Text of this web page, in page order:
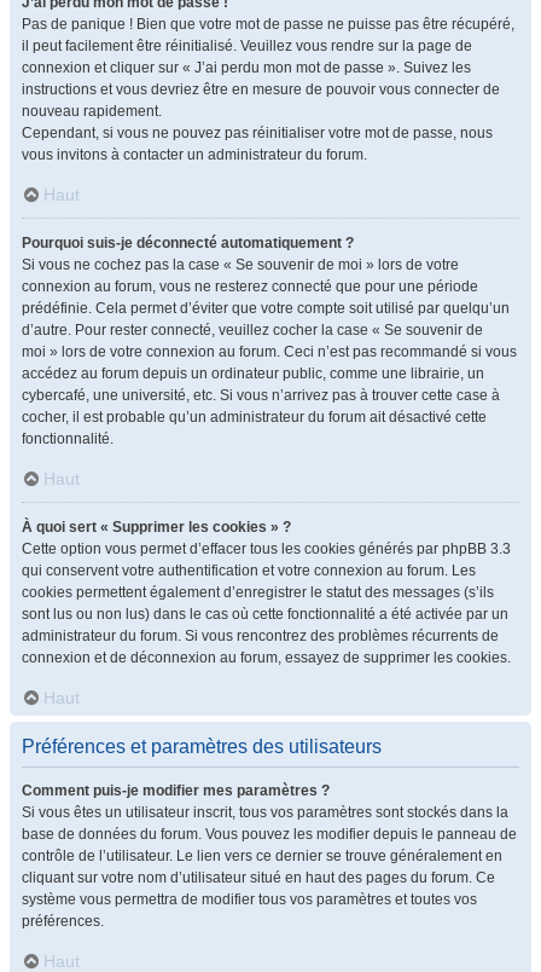
Pas de panique ! Bien que votre mot de passe ne puisse pas être récupéré,
il peut facilement être réinitialisé. Veuillez vous rendre sur la page de
connexion et cliquer sur « J’ai perdu mon mot de passe ». Suivez les
instructions et vous devriez être en mesure de pouvoir vous connecter de
nouveau rapidement.
Cependant, si vous ne pouvez pas réinitialiser votre mot de passe, nous
vous invitons à contacter un administrateur du forum.
Haut
Pourquoi suis-je déconnecté automatiquement ?
Si vous ne cochez pas la case « Se souvenir de moi » lors de votre
connexion au forum, vous ne resterez connecté que pour une période
prédéfinie. Cela permet d’éviter que votre compte soit utilisé par quelqu’un
d’autre. Pour rester connecté, veuillez cocher la case « Se souvenir de
moi » lors de votre connexion au forum. Ceci n’est pas recommandé si vous
accédez au forum depuis un ordinateur public, comme une librairie, un
cybercafé, une université, etc. Si vous n’arrivez pas à trouver cette case à
cocher, il est probable qu’un administrateur du forum ait désactivé cette
fonctionnalité.
Haut
À quoi sert « Supprimer les cookies » ?
Cette option vous permet d’effacer tous les cookies générés par phpBB 3.3
qui conservent votre authentification et votre connexion au forum. Les
cookies permettent également d’enregistrer le statut des messages (s’ils
sont lus ou non lus) dans le cas où cette fonctionnalité a été activée par un
administrateur du forum. Si vous rencontrez des problèmes récurrents de
connexion et de déconnexion au forum, essayez de supprimer les cookies.
Haut
Préférences et paramètres des utilisateurs
Comment puis-je modifier mes paramètres ?
Si vous êtes un utilisateur inscrit, tous vos paramètres sont stockés dans la
base de données du forum. Vous pouvez les modifier depuis le panneau de
contrôle de l’utilisateur. Le lien vers ce dernier se trouve généralement en
cliquant sur votre nom d’utilisateur situé en haut des pages du forum. Ce
système vous permettra de modifier tous vos paramètres et toutes vos
préférences.
Haut